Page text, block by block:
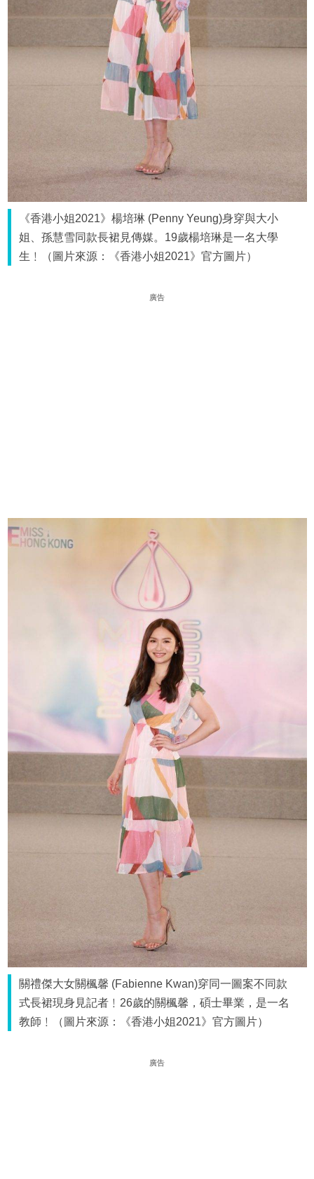
《香港小姐2021》楊培琳 (Penny Yeung)身穿與大小
姐、孫慧雪同款長裙見傳媒。19歲楊培琳是一名大學
生﹗（圖片來源：《香港小姐2021》官方圖片）
廣告
關禮傑大女關楓馨 (Fabienne Kwan)穿同一圖案不同款
式長裙現身見記者﹗26歲的關楓馨，碩士畢業，是一名
教師﹗（圖片來源：《香港小姐2021》官方圖片）
廣告